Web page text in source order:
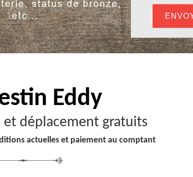
Eddy
et déplacement gratuits
actuelles et paiement au comptant